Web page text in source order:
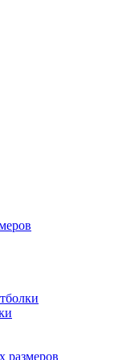
размеров